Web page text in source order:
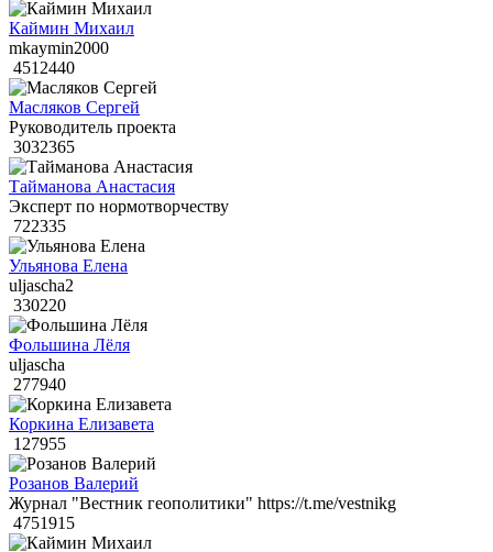
Каймин Михаил
mkaymin2000
4512440
Масляков Сергей
Руководитель проекта
3032365
Тайманова Анастасия
Эксперт по нормотворчеству
722335
Ульянова Елена
uljascha2
330220
Фольшина Лёля
uljascha
277940
Коркина Елизавета
127955
Розанов Валерий
Журнал "Вестник геополитики" https://t.me/vestnikg
4751915